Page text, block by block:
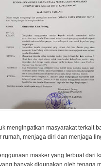
mengingatkan masyarakat terkait
menjaga diri dan menjaga
masker yang terbuat dari
banyak digunakan oleh tenaga
Takziah ke Kediaman
Ridwan Kamil,
Gubernur Mahyeldi
Doakan Eril Syahid
JCH